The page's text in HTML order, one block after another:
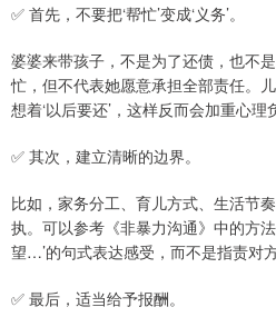
✅ 首先，不要把‘帮忙’变成‘义务’。
婆婆来带孩子，不是为了还债，也不
忙，但不代表她愿意承担全部责任。
想着‘以后要还’，这样反而会加重心理
✅ 其次，建立清晰的边界。
比如，家务分工、育儿方式、生活节
执。可以参考《非暴力沟通》中的方
望…’的句式表达感受，而不是指责对方
✅ 最后，适当给予报酬。